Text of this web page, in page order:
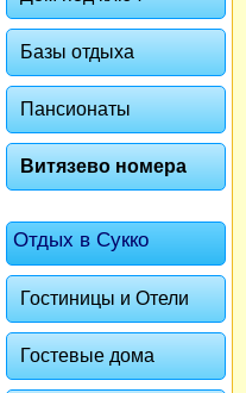
Базы отдыха
Пансионаты
Витязево номера
Отдых в Сукко
Гостиницы и Отели
Гостевые дома